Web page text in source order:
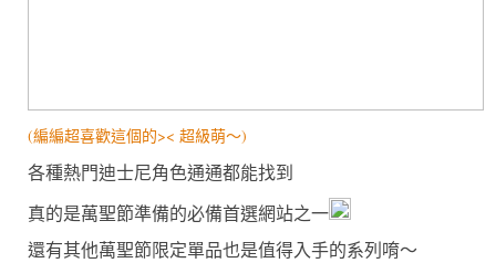
(編編超喜歡這個的>< 超級萌～)
各種熱門迪士尼角色通通都能找到
真的是萬聖節準備的必備首選網站之一
還有其他萬聖節限定單品也是值得入手的系列唷～